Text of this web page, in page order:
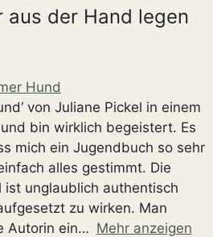
aus der Hand legen
Hund
von Juliane Pickel in einem
bin wirklich begeistert. Es
mich ein Jugendbuch so sehr
alles gestimmt. Die
ist unglaublich authentisch
zu wirken. Man
Autorin ein
Mehr anzeigen